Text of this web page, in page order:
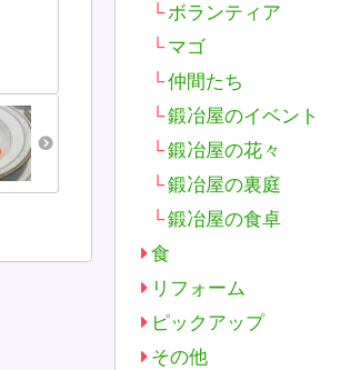
ボランティア
マゴ
仲間たち
鍛冶屋のイベント
鍛冶屋の花々
鍛冶屋の裏庭
鍛冶屋の食卓
食
リフォーム
ピックアップ
その他